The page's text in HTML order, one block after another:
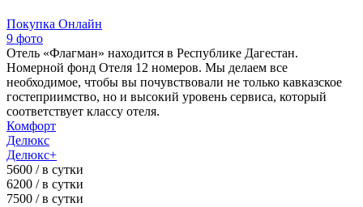
Покупка Онлайн
9 фото
Отель «Флагман» находится в Республике Дагестан.
Номерной фонд Отеля 12 номеров. Мы делаем все
необходимое, чтобы вы почувствовали не только кавказское
гостеприимство, но и высокий уровень сервиса, который
соответствует классу отеля.
Комфорт
Делюкс
Делюкс+
5600 / в сутки
6200 / в сутки
7500 / в сутки